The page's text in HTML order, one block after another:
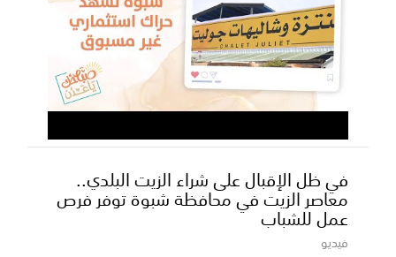
في ظل الإقبال على شراء الزيت البلدي..
معاصر الزيت في محافظة شبوة توفر فرص
عمل للشباب
فيديو